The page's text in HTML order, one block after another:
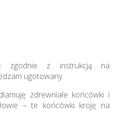
zgodnie z instrukcją na
ugotowany.
zdrewniałe końcówki i
– te końcówki kroję na